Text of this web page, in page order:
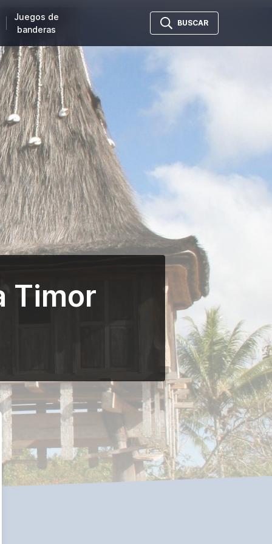
Juegos de
banderas
BUSCAR
Timor